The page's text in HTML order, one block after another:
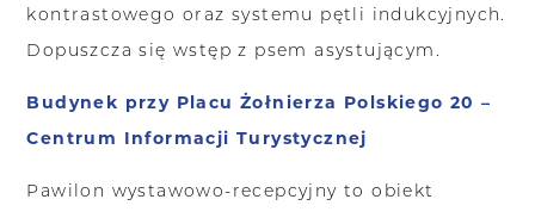
kontrastowego oraz systemu pętli indukcyjnych.
Dopuszcza się wstęp z psem asystującym.
Budynek przy Placu Żołnierza Polskiego 20 –
Centrum Informacji Turystycznej
Pawilon wystawowo-recepcyjny to obiekt